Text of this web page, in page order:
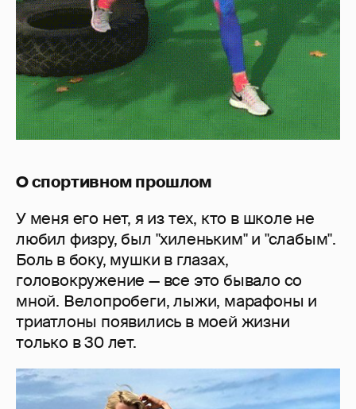
О спортивном прошлом
У меня его нет, я из тех, кто в школе не
любил физру, был "хиленьким" и "слабым".
Боль в боку, мушки в глазах,
головокружение — все это бывало со
мной. Велопробеги, лыжи, марафоны и
триатлоны появились в моей жизни
только в 30 лет.